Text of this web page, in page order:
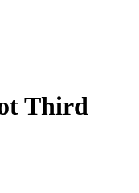
Third